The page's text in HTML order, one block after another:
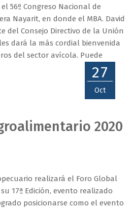
56º Congreso Nacional de
Nayarit, en donde el MBA. David
del Consejo Directivo de la Unión
dará la más cordial bienvenida
del sector avícola. Puede
27
Oct
2020
realizará el Foro Global
17ª Edición, evento realizado
posicionarse como el evento